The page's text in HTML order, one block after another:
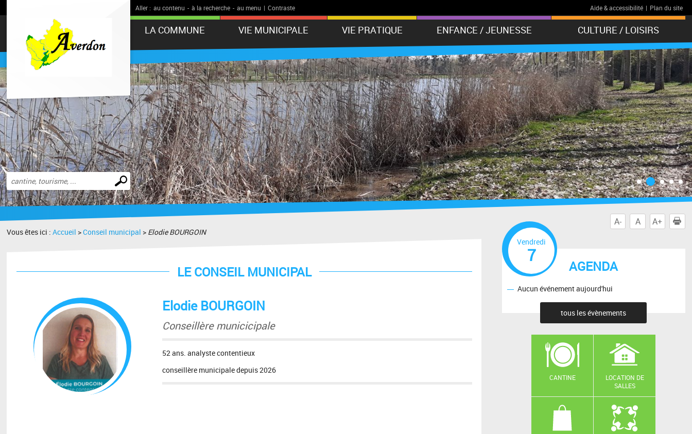
Aller : au contenu - à la recherche - au menu | Contraste Aide & accessibilité | Plan du site
LA COMMUNE VIE MUNICIPALE VIE PRATIQUE ENFANCE / JEUNESSE CULTURE / LOISIRS
Effectuer
une
recherche
A- A A+
Vous êtes ici :Accueil >Conseil municipal > Elodie BOURGOIN
LE CONSEIL MUNICIPAL
Elodie BOURGOIN
Conseillère municicipale
52 ans. analyste contentieux
conseillère municipale depuis 2026
AGENDA
Vendredi
7
Aucun événement aujourd'hui
tous les évènements
CANTINE
LOCATION DE
SALLES